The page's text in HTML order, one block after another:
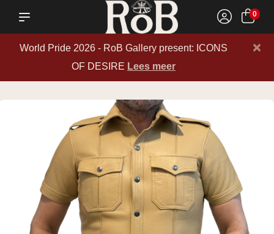
0
World Pride 2026 - RoB Gallery present: ICONS
OF DESIRE Lees meer
×